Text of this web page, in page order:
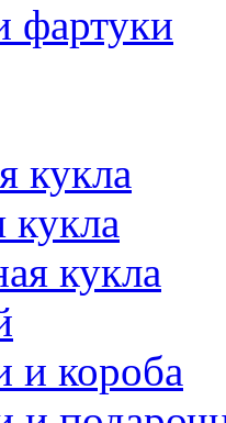
фартуки
кукла
кукла
кукла
и короба